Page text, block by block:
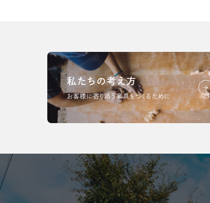
私たちの考え方
お客様に寄り添う家具をつくるために